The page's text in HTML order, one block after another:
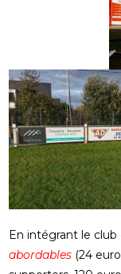
En intégrant le club
abordables (24